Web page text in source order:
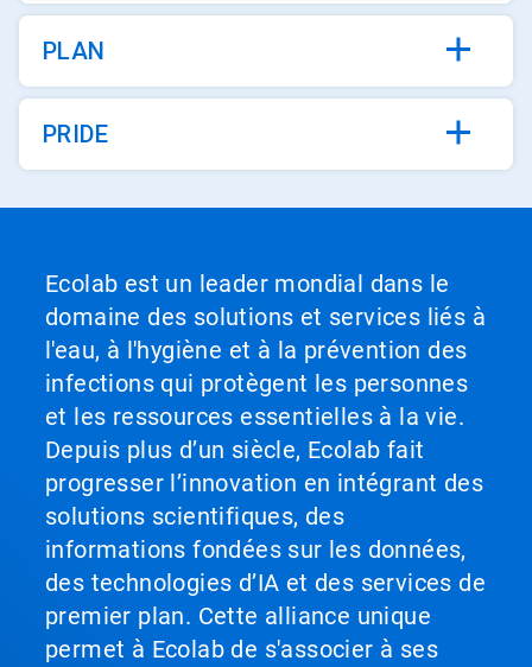
PLAN
PRIDE
Ecolab est un leader mondial dans le
domaine des solutions et services liés à
l'eau, à l'hygiène et à la prévention des
infections qui protègent les personnes
et les ressources essentielles à la vie.
Depuis plus d’un siècle, Ecolab fait
progresser l’innovation en intégrant des
solutions scientifiques, des
informations fondées sur les données,
des technologies d’IA et des services de
premier plan. Cette alliance unique
permet à Ecolab de s'associer à ses